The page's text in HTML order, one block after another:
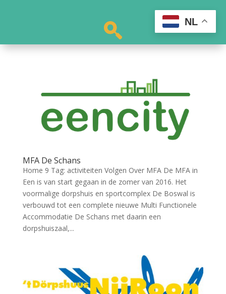
MFA De Schans
Home 9 Tag: activiteiten Volgen Over MFA De MFA in
Een is van start gegaan in de zomer van 2016. Het
voormalige dorpshuis en sportcomplex De Boswal is
verbouwd tot een complete nieuwe Multi Functionele
Accommodatie De Schans met daarin een
dorpshuiszaal,...
NL